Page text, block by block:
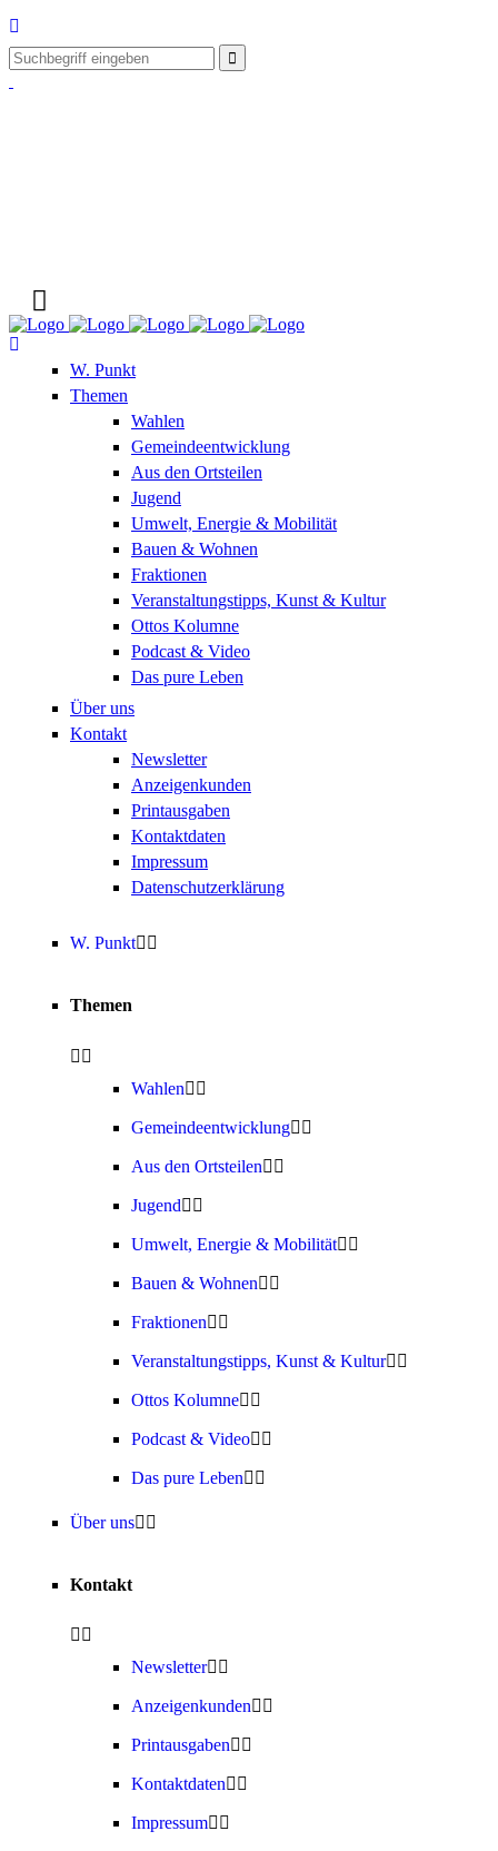
W. Punkt
Themen
Wahlen
Gemeindeentwicklung
Aus den Ortsteilen
Jugend
Umwelt, Energie & Mobilität
Bauen & Wohnen
Fraktionen
Veranstaltungstipps, Kunst & Kultur
Ottos Kolumne
Podcast & Video
Das pure Leben
Über uns
Kontakt
Newsletter
Anzeigenkunden
Printausgaben
Kontaktdaten
Impressum
Datenschutzerklärung
W. Punkt
Themen
Wahlen
Gemeindeentwicklung
Aus den Ortsteilen
Jugend
Umwelt, Energie & Mobilität
Bauen & Wohnen
Fraktionen
Veranstaltungstipps, Kunst & Kultur
Ottos Kolumne
Podcast & Video
Das pure Leben
Über uns
Kontakt
Newsletter
Anzeigenkunden
Printausgaben
Kontaktdaten
Impressum